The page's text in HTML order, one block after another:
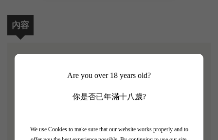
Are you over 18 years old?
你是否已年滿十八歲?
We use Cookies to make sure that our website works properly and to
內容